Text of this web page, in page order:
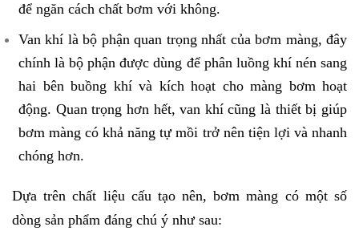
để ngăn cách chất bơm với không.
Van khí là bộ phận quan trọng nhất của bơm màng, đây
chính là bộ phận được dùng để phân luồng khí nén sang
hai bên buồng khí và kích hoạt cho màng bơm hoạt
động. Quan trọng hơn hết, van khí cũng là thiết bị giúp
bơm màng có khả năng tự mồi trở nên tiện lợi và nhanh
chóng hơn.
Dựa trên chất liệu cấu tạo nên, bơm màng có một số
dòng sản phẩm đáng chú ý như sau: